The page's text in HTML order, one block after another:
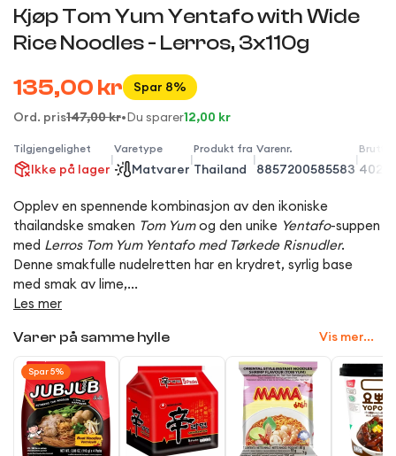
Kjøp Tom Yum Yentafo with Wide
Rice Noodles - Lerros, 3x110g
135,00 kr
Spar 8%
Ord. pris147,00 kr•Du sparer12,00 kr
Tilgjengelighet
Ikke på lager
|
Varetype
Matvarer
|
Produkt fra
Thailand
|
Varenr.
8857200585583
|
402g
Opplev en spennende kombinasjon av den ikoniske
thailandske smaken Tom Yumog den unike Yentafo-suppen
med Lerros Tom Yum Yentafo med Tørkede Risnudler.
Denne smakfulle nudelretten har en krydret, syrlig base
med smak av lime,...
Les mer
Varer på samme hylle Vis mer...
Spar 5%